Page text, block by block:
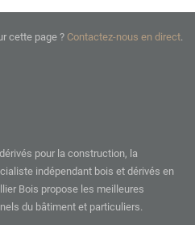
cette page ? Contactez-nous en direct.
pour la construction, la
indépendant bois et dérivés en
Bois propose les meilleures
du bâtiment et particuliers.